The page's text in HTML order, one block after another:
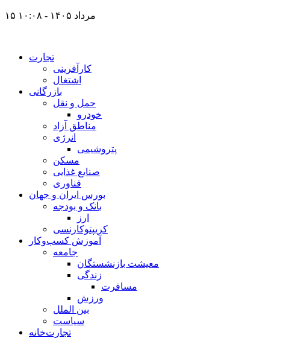
۱۵ مرداد ۱۴۰۵ - ۱۰:۰۸
تجارت
کارآفرینی
اشتغال
بازرگانی
حمل و نقل
خودرو
مناطق آزاد
انرژی
پتروشیمی
مسکن
صنایع غذایی
فناوری
بورس ایران و جهان
بانک و بودجه
ارز
کریپتوکارنسی
آموزش کسب‌وکار
جامعه
معیشت بازنشستگان
زندگی
مسافرت
ورزش
بین الملل
سیاست
تجارت‌خانه